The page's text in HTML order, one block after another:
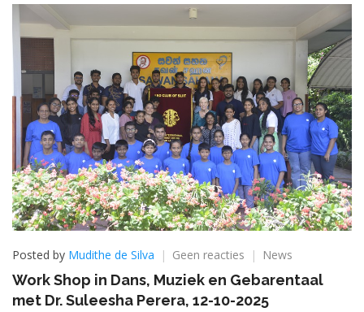
Posted by Mudithe de Silva Geen reacties op
Work
Shop
in
News
Work Shop in Dans, Muziek en Gebarentaal
met Dr. Suleesha Perera, 12-10-2025